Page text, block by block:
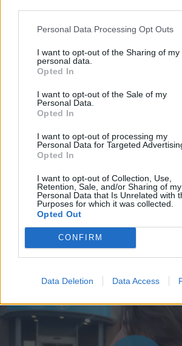
Personal Data Processing Opt Outs
I want to opt-out of the Sharing of my
personal data.
Opted In
I want to opt-out of the Sale of my
Personal Data.
Opted In
I want to opt-out of processing my
Personal Data for Targeted
Opted In
I want to opt-out of Collection, Use,
Retention, Sale, and/or Sharing of my
Personal Data that Is Unrelated with
Purposes for which it was collected.
Opted Out
CONFIRM
Data Deletion Data Access